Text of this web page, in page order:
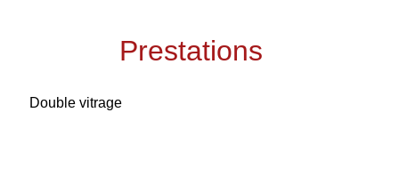
Prestations
Double vitrage